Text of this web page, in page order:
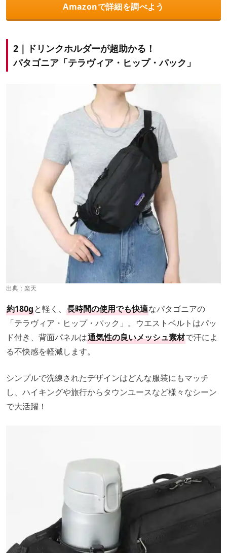
Amazonで詳細を調べよう
2｜ドリンクホルダーが超助かる！
パタゴニア「テラヴィア・ヒップ・パック」
出典： 楽天
約180gと軽く、 長時間の使用でも快適なパタゴニアの
「テラヴィア・ヒップ・パック」。ウエストベルトはパッ
ド付き、背面パネルは通気性の良いメッシュ素材で汗によ
る不快感を軽減します。
シンプルで洗練されたデザインはどんな服装にもマッチ
し、ハイキングや旅行からタウンユースなど様々なシーン
で大活躍！